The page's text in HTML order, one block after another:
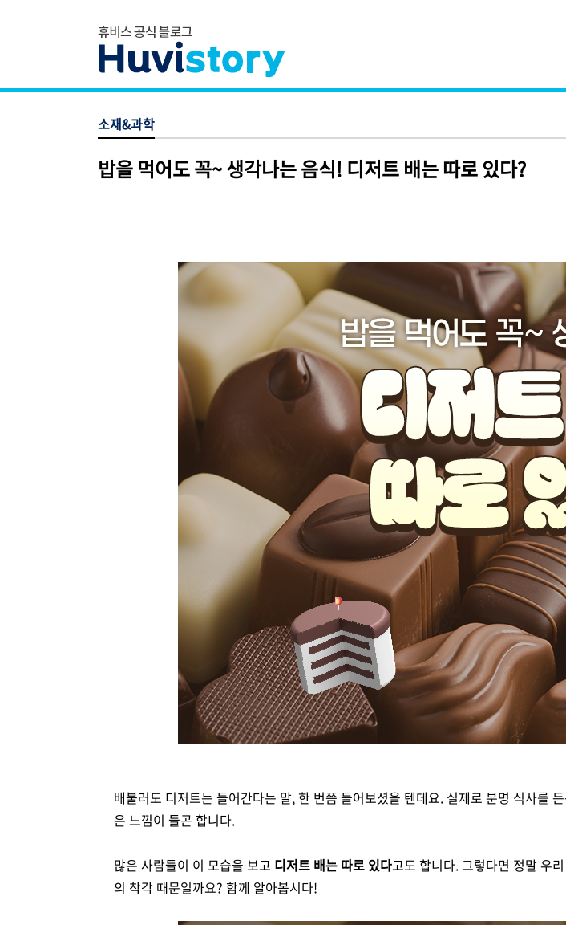
소재&과학
밥을 먹어도 꼭~ 생각나는 음식! 디저트 배는 따로 있다?
배불러도 디저트는 들어간다는 말, 한 번쯤 들어보셨을 텐데요. 실제로 분명 식사를
은 느낌이 들곤 합니다.
많은 사람들이 이 모습을 보고 디저트 배는 따로 있다고도 합니다. 그렇다면 정말 우
의 착각 때문일까요? 함께 알아봅시다!